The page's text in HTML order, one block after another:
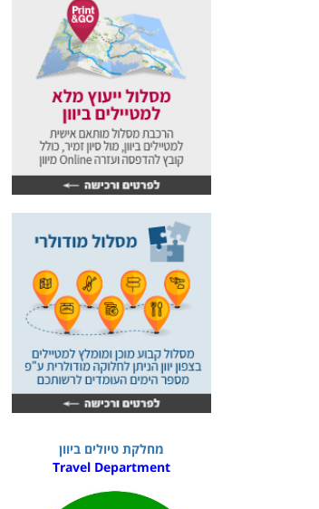
מחלקת טיולים ביוון
Travel Department